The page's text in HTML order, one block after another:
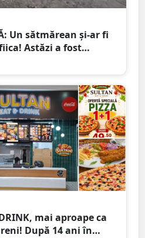
Un sătmărean și-ar fi
Astăzi a fost
DRINK, mai aproape ca
După 14 ani în